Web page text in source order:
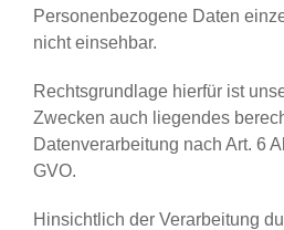
Personenbezogene Daten
nicht einsehbar.
Rechtsgrundlage hierfür ist
Zwecken auch liegendes
Datenverarbeitung nach Art. 6
GVO.
Hinsichtlich der Verarbeitung